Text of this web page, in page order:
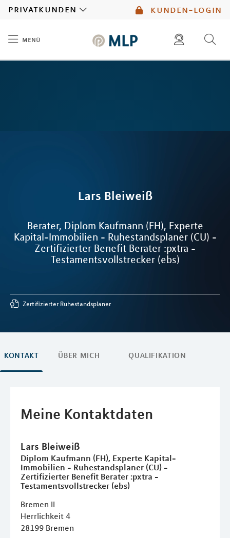
kunden-login
privatkunden
menü
Lars Bleiweiß
Berater, Diplom Kaufmann (FH), Experte
Kapital-Immobilien - Ruhestandsplaner (CU) -
Zertifizierter Benefit Berater :pxtra -
Testamentsvollstrecker (ebs)
Zertifizierter Ruhestandsplaner
KONTAKT ÜBER MICH QUALIFIKATION
Meine Kontaktdaten
Lars Bleiweiß
Diplom Kaufmann (FH), Experte Kapital-
Immobilien - Ruhestandsplaner (CU) -
Zertifizierter Benefit Berater :pxtra -
Testamentsvollstrecker (ebs)
Bremen II
Herrlichkeit 4
28199 Bremen